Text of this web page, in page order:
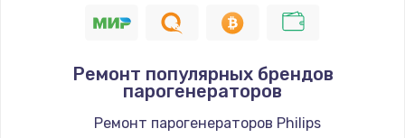
1400 руб.
Заказать
Ремонт популярных брендов
парогенераторов
Ремонт парогенераторов Philips